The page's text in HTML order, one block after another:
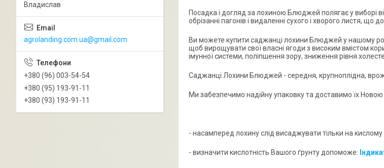
Посадка і догляд за лохиною Блюджей полягає у виборі
обрізанні пагонів і видаленні сухого і хворого листя,
Ви можете купити саджанці лохини Блюджей у нашому
щоб вирощувати свої власні ягоди з високим вмістом
імунної системи, поліпшення зору, зниження рівня
Саджанці Лохини Блюджей - середня, крупноплідна,
Ми забезпечимо надійну упаковку та доставимо їх
- насамперед лохину слід висаджувати тільки на кислому
- визначити кислотність Вашого ґрунту допоможе:
Владислав
agrolanding.com.ua@gmail.com
+380 (96) 003-54-54
+380 (95) 193-91-11
+380 (93) 193-91-11